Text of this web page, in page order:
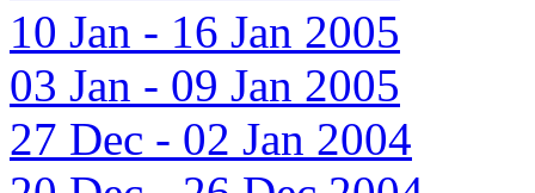
10 Jan - 16 Jan 2005
03 Jan - 09 Jan 2005
27 Dec - 02 Jan 2004